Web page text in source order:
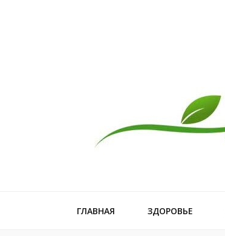
ГЛАВНАЯ ЗДОРОВЬЕ